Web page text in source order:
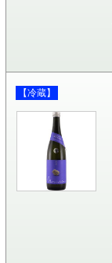
【冷蔵】